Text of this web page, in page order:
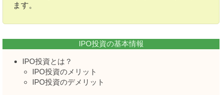
ます。
IPO投資の基本情報
IPO投資とは？
IPO投資のメリット
IPO投資のデメリット